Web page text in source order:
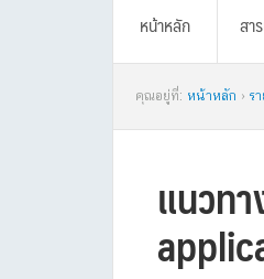
หน้าหลัก สา
คุณอยู่ที่: หน้าหลัก › ร
แนวท